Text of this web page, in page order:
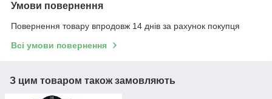
Умови повернення
Повернення товару впродовж 14 днів за рахунок покупця
Всі умови повернення
З цим товаром також замовляють